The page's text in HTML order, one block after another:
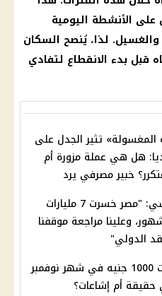
الأنشطة اليومية
لذا، يُنصح السكان
قبل بدء الانقطاع لتفادي
تثير الجدل على
هل هي عملة مزورة أم
خبير مصرفي يرد
الرئيس السيسي: "مصر خسرت 7 مليارات
في 10 شهور، وعلينا مراجعة موقفنا
الدولي"
زيادة المعاشات 1000 جنيه في شهر نوفمبر